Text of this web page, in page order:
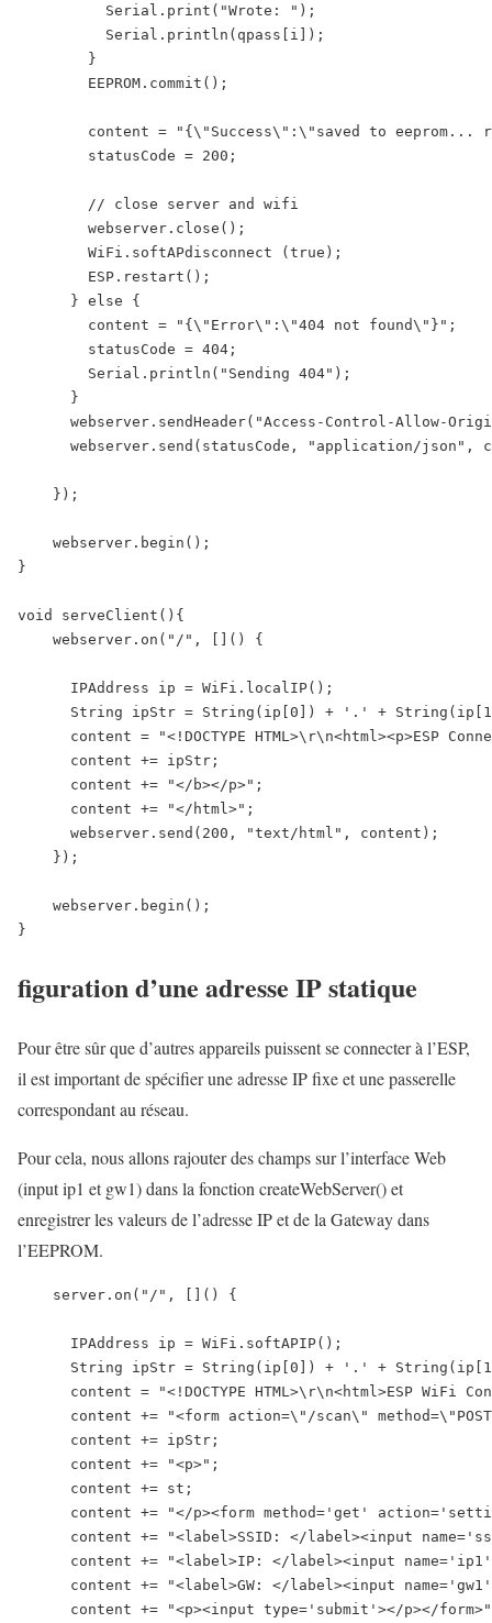
          Serial.print("Wrote: ");
          Serial.println(qpass[i]);
        }
        EEPROM.commit();
content = "{\"Success\":\"saved to eeprom...
        statusCode = 200;
        // close server and wifi
        webserver.close();
        WiFi.softAPdisconnect (true);
        ESP.restart();
      } else {
        content = "{\"Error\":\"404 not found\"}";
        statusCode = 404;
        Serial.println("Sending 404");
      }
webserver.sendHeader("Access-Control-Allow-
webserver.send(statusCode, "application/json",
    });
    webserver.begin();
}
void serveClient(){
    webserver.on("/", []() {
      IPAddress ip = WiFi.localIP();
String ipStr = String(ip[0]) + '.' +
content = "<!DOCTYPE HTML>\r\n<html><p>ESP
      content += ipStr;
      content += "</b></p>";
      content += "</html>";
      webserver.send(200, "text/html", content);
    });
    webserver.begin();
}
figuration d’une adresse IP statique
Pour être sûr que d’autres appareils puissent se connecter à l’ESP,
il est important de spécifier une adresse IP fixe et une passerelle
correspondant au réseau.
Pour cela, nous allons rajouter des champs sur l’interface Web
(input ip1 et gw1) dans la fonction createWebServer() et
enregistrer les valeurs de l’adresse IP et de la Gateway dans
l’EEPROM.
    server.on("/", []() {
      IPAddress ip = WiFi.softAPIP();
String ipStr = String(ip[0]) + '.' +
content = "<!DOCTYPE HTML>\r\n<html>ESP WiFi
content += "<form action=\"/scan\"
      content += ipStr;
      content += "<p>";
      content += st;
content += "</p><form method='get'
content += "<label>SSID: </label><input
content += "<label>IP: </label><input
content += "<label>GW: </label><input
content += "<p><input type='submit'></p></